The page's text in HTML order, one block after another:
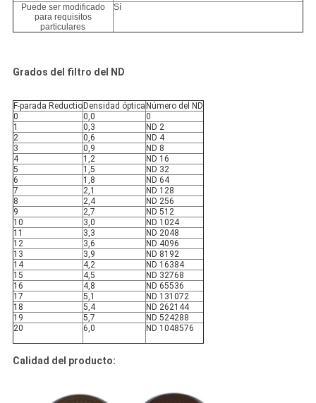
Puede ser modificado
para requisitos
particulares
Sí
Grados del filtro del ND
F-parada Reductio Densidad óptica Número del ND
0
0,0
0
1
0,3
ND 2
2
0,6
ND 4
3
0,9
ND 8
4
1,2
ND 16
5
1,5
ND 32
6
1,8
ND 64
7
2,1
ND 128
8
2,4
ND 256
9
2,7
ND 512
10
3,0
ND 1024
11
3,3
ND 2048
12
3,6
ND 4096
13
3,9
ND 8192
14
4,2
ND 16384
15
4,5
ND 32768
16
4,8
ND 65536
17
5,1
ND 131072
18
5,4
ND 262144
19
5,7
ND 524288
20
6,0 ND 1048576
Calidad del producto: